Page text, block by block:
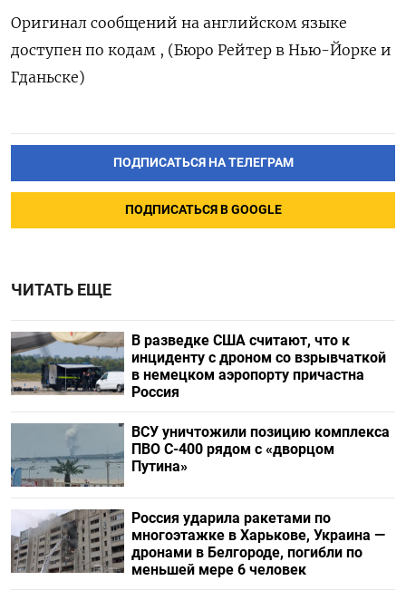
Оригинал сообщений на английском языке
доступен по кодам , (Бюро Рейтер в Нью-Йорке и
Гданьске)
ПОДПИСАТЬСЯ НА ТЕЛЕГРАМ
ПОДПИСАТЬСЯ В GOOGLE
ЧИТАТЬ ЕЩЕ
В разведке США считают, что к
инциденту с дроном со взрывчаткой
в немецком аэропорту причастна
Россия
ВСУ уничтожили позицию комплекса
ПВО С-400 рядом с «дворцом
Путина»
Россия ударила ракетами по
многоэтажке в Харькове, Украина —
дронами в Белгороде, погибли по
меньшей мере 6 человек